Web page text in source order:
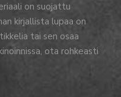
on suojattu
kirjallista lupaa on
tai sen osaa
ota rohkeasti